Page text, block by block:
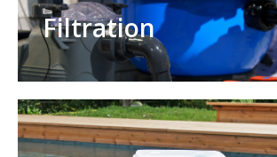
Filtration